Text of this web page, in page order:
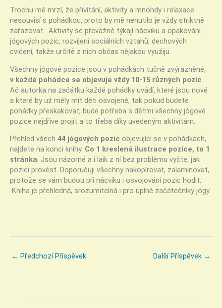
Trochu mě mrzí, že přivítání, aktivity a mnohdy i relaxace
nesouvisí s pohádkou, proto by mě nenutilo je vždy striktně
zařazovat. Aktivity se převážně týkají nácviku a opakování
jógových pozic, rozvíjení sociálních vztahů, dechových
cvičení, takže určitě z nich občas nějakou využiju.
Všechny jógové pozice jsou v pohádkách tučně zvýrazněné,
v každé pohádce se objevuje vždy 10-15 různých pozic.
Ač autorka na začátku každé pohádky uvádí, které jsou nové
a které by už měly mít děti osvojené, tak pokud budete
pohádky přeskakovat, bude potřeba s dětmi všechny jógové
pozice nejdříve projít a to třeba díky uvedeným aktivitám.
Přehled všech 44 jógových pozic objevující se v pohádkách,
najdete na konci knihy. Co 1 kreslená ilustrace pozice, to 1
stránka. Jsou názorné a i laik z ní bez problému vyčte, jak
pozici provést. Doporučuji všechny nakopírovat, zalaminovat,
protože se vám budou při nácviku i osvojování pozic hodit.
Kniha je přehledná, srozumitelná i pro úplné začátečníky jógy.
← Předchozí Příspěvek Další Příspěvek →